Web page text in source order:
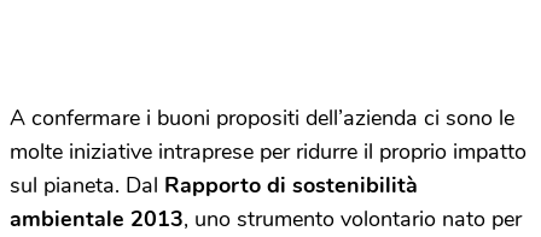
A confermare i buoni propositi dell’azienda ci sono le
molte iniziative intraprese per ridurre il proprio impatto
sul pianeta. Dal Rapporto di sostenibilità
ambientale 2013, uno strumento volontario nato per